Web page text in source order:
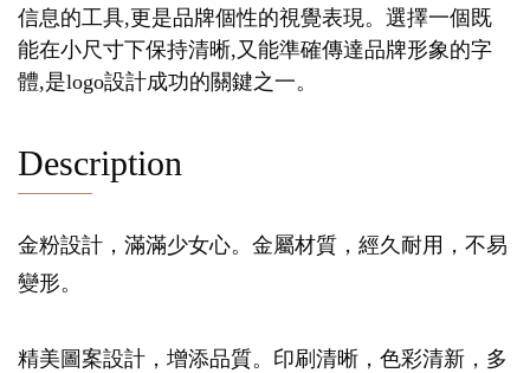
信息的工具,更是品牌個性的視覺表現。選擇一個既
能在小尺寸下保持清晰,又能準確傳達品牌形象的字
體,是logo設計成功的關鍵之一。
Description
金粉設計，滿滿少女心。金屬材質，經久耐用，不易
變形。
精美圖案設計，增添品質。印刷清晰，色彩清新，多